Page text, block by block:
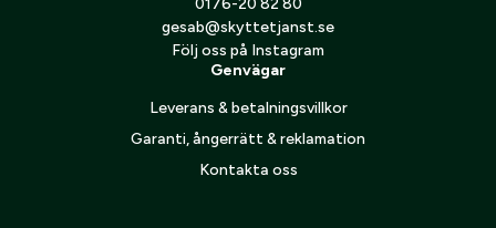
0176-20 82 80
gesab@skyttetjanst.se
Följ oss på Instagram
Genvägar
Leverans & betalningsvillkor
Garanti, ångerrätt & reklamation
Kontakta oss